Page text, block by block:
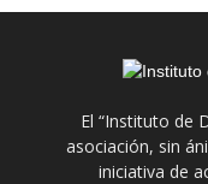
El “Instituto de
asociación, sin
iniciativa de